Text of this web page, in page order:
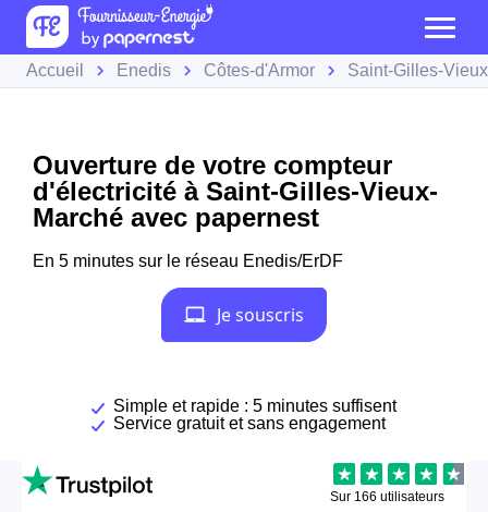
Accueil Enedis Côtes-d'Armor Saint-Gilles-